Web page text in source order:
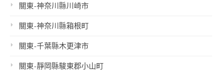
關東-神奈川縣川崎市
關東-神奈川縣箱根町
關東-千葉縣木更津市
關東-靜岡縣駿東郡小山町